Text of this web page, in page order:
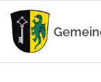
Zum
Inhalt
springen